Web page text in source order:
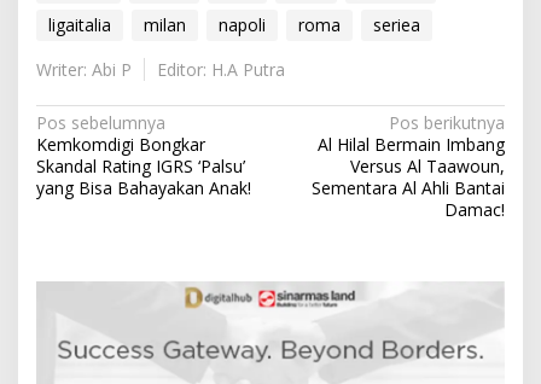
ligaitalia
milan napoli roma
seriea
Writer: Abi P
Editor: H.A Putra
N
a
v
Pos sebelumnya
Kemkomdigi Bongkar
Skandal Rating IGRS ‘Palsu’
yang Bisa Bahayakan Anak!
Pos berikutnya
Al Hilal Bermain Imbang
Versus Al Taawoun,
Sementara Al Ahli Bantai
Damac!